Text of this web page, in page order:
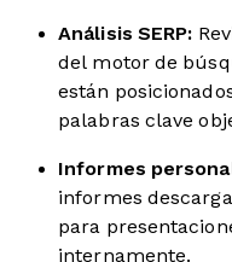
Análisis SERP:
del motor de
están
palabras clave
Informes
informes
para
internamente.